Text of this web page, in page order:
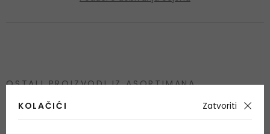
OSTALI PROIZVODI IZ ASORTIMANA
Clinique Moisture Surge
KOLAČIĆI Zatvoriti